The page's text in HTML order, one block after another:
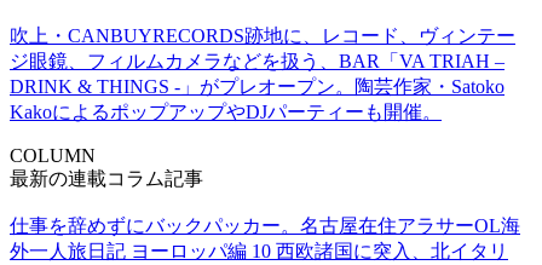
吹上・CANBUYRECORDS跡地に、レコード、ヴィンテー
ジ眼鏡、フィルムカメラなどを扱う、BAR「VA TRIAH –
DRINK & THINGS -」がプレオープン。陶芸作家・Satoko
KakoによるポップアップやDJパーティーも開催。
COLUMN
最新の連載コラム記事
仕事を辞めずにバックパッカー。名古屋在住アラサーOL海
外一人旅日記 ヨーロッパ編 10 西欧諸国に突入、北イタリ